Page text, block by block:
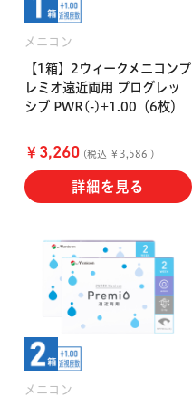
定期便
ケア用品
ハード用
アイレ
ご利用案内
メニコン
【1箱】2ウィークメニコンプ
レミオ遠近両用 プログレッ
シブ PWR(-)+1.00（6枚）
￥ 3,260(税込 ￥3,586 )
詳細を見る
メニコン